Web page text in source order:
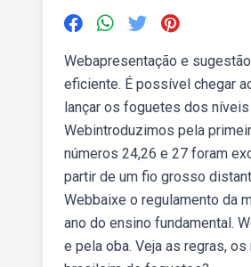
Webapresentação e
eficiente. É possível chegar
lançar os foguetes dos
Webintroduzimos pela
números 24,26 e 27 foram
partir de um fio grosso
Webbaixe o regulamento da
ano do ensino fundamental.
e pela oba. Veja as regras,